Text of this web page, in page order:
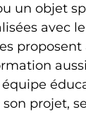
un objet
avec
projet,